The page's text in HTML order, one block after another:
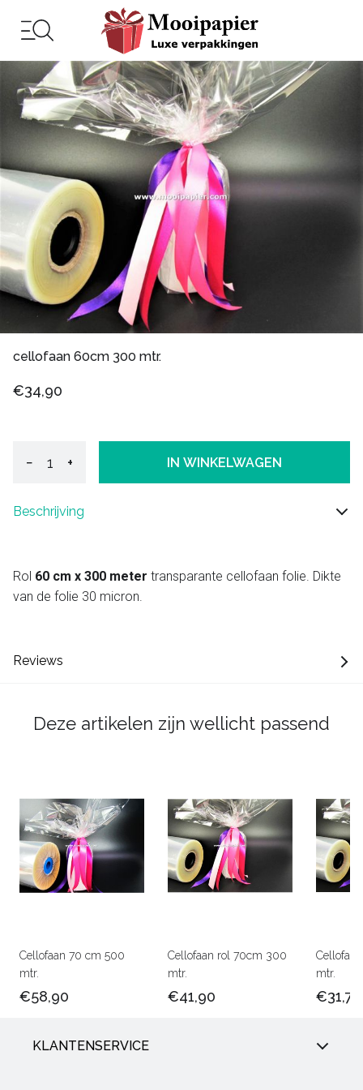
cellofaan 60cm 300 mtr.
€34,90
− + IN WINKELWAGEN
Beschrijving
Rol 60 cm x 300 meter transparante cellofaan folie. Dikte
van de folie 30 micron.
Reviews
Deze artikelen zijn wellicht passend
Cellofaan 70 cm 500
mtr.
€58,90
Cellofaan rol 70cm 300
mtr.
€41,90
mtr.
€31,75
KLANTENSERVICE